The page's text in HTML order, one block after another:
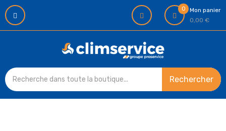
0
Mon panier
0,00 €
Rechercher